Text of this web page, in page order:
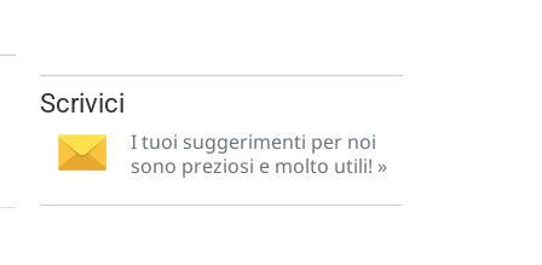
Scrivici
I tuoi suggerimenti per noi
sono preziosi e molto utili! »